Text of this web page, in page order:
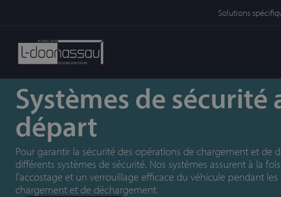
Solutions
Systèmes de sécurité
départ
Pour garantir la sécurité des opérations de chargement et de
différents systèmes de sécurité. Nos systèmes assurent à la
l’accostage et un verrouillage efficace du véhicule pendant
chargement et de déchargement.